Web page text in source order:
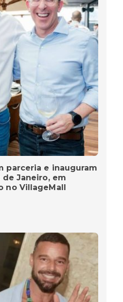
parceria e inauguram
de Janeiro, em
no VillageMall